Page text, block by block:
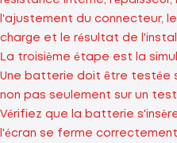
l'ajustement du connecteur,
charge et le résultat de
La troisième étape est la
Une batterie doit être testée
non pas seulement sur un
Vérifiez que la batterie
l'écran se ferme